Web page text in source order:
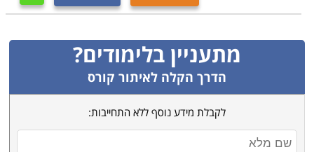
מתעניין בלימודים?
הדרך הקלה לאיתור קורס
לקבלת מידע נוסף ללא התחייבות: